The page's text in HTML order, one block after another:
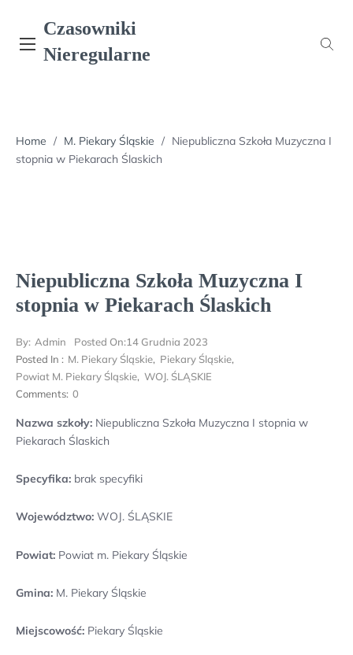
content
Czasowniki
Nieregularne
Home / M. Piekary Śląskie / Niepubliczna Szkoła Muzyczna I
stopnia w Piekarach Ślaskich
Niepubliczna Szkoła Muzyczna I
stopnia w Piekarach Ślaskich
By: Admin Posted On:14 Grudnia 2023
Posted In : M. Piekary Śląskie, Piekary Śląskie,
Powiat M. Piekary Śląskie, WOJ. ŚLĄSKIE
Comments: 0
Nazwa szkoły: Niepubliczna Szkoła Muzyczna I stopnia w
Piekarach Ślaskich
Specyfika: brak specyfiki
Województwo: WOJ. ŚLĄSKIE
Powiat: Powiat m. Piekary Śląskie
Gmina: M. Piekary Śląskie
Miejscowość: Piekary Śląskie